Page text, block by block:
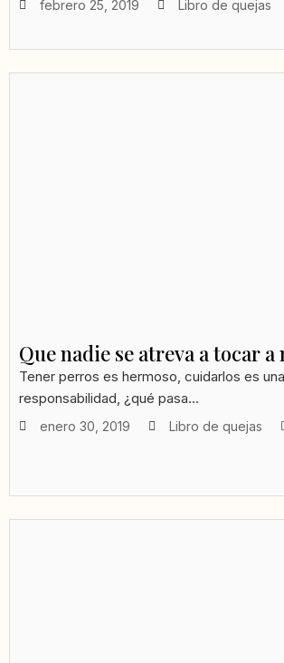
febrero 25, 2019 Libro de quejas
Que nadie se atreva a tocar
Tener perros es hermoso, cuidarlos es una
responsabilidad, ¿qué pasa...
enero 30, 2019 Libro de quejas